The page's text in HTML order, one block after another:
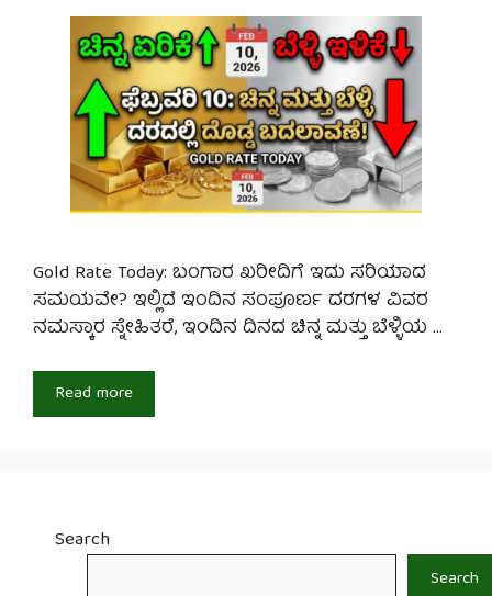
Gold Rate Today: ಬಂಗಾರ ಖರೀದಿಗೆ ಇದು ಸರಿಯಾದ
ಸಮಯವೇ? ಇಲ್ಲಿದೆ ಇಂದಿನ ಸಂಪೂರ್ಣ ದರಗಳ ವಿವರ
ನಮಸ್ಕಾರ ಸ್ನೇಹಿತರೆ, ಇಂದಿನ ದಿನದ ಚಿನ್ನ ಮತ್ತು ಬೆಳ್ಳಿಯ …
Read more
Search
Search